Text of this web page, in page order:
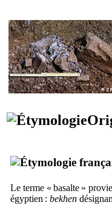
Le terme « basalte »
égyptien : bekhen